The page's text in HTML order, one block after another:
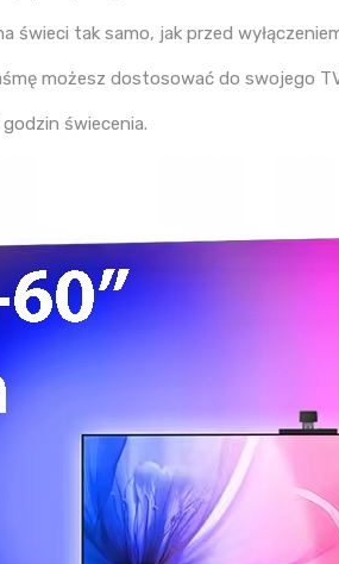
świeci tak samo, jak przed
możesz dostosować do swojego
świecenia.